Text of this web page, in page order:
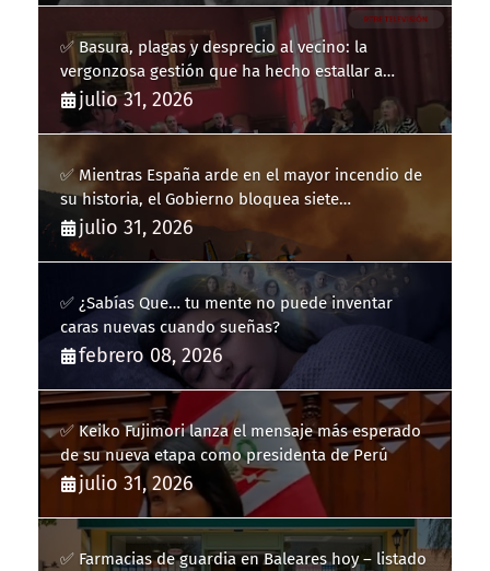
✅ Basura, plagas y desprecio al vecino: la
vergonzosa gestión que ha hecho estallar a
Llucmajor
julio 31, 2026
✅ Mientras España arde en el mayor incendio de
su historia, el Gobierno bloquea siete
hidroaviones por "ahorrarse" dinero
julio 31, 2026
✅ ¿Sabías Que… tu mente no puede inventar
caras nuevas cuando sueñas?
febrero 08, 2026
✅ Keiko Fujimori lanza el mensaje más esperado
de su nueva etapa como presidenta de Perú
julio 31, 2026
✅ Farmacias de guardia en Baleares hoy – listado